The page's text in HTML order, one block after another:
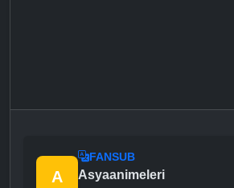
A
FANSUB
Asyaanimeleri